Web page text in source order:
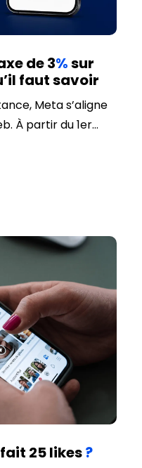
de 3%sur
faut savoir
Meta s’aligne
À partir du 1er
de 3%
publicités
Instagram,
25 likes?